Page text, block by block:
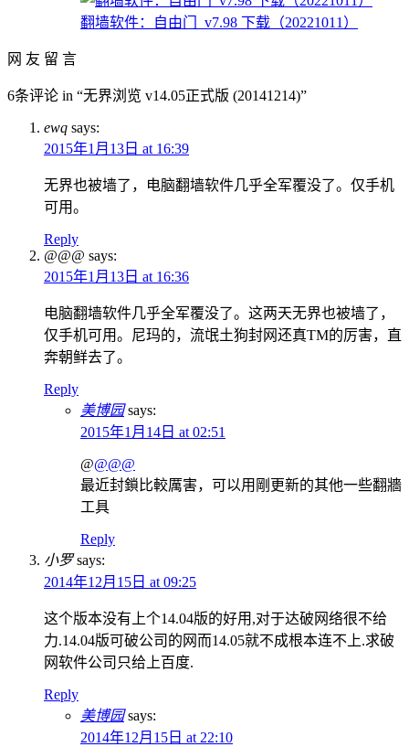
翻墙软件：自由门_v7.98 下载（20221011）
网 友 留 言
6条评论 in “无界浏览 v14.05正式版 (20141214)”
ewq says:
2015年1月13日 at 16:39
无界也被墙了，电脑翻墙软件几乎全军覆没了。仅手机
可用。
Reply
@@@ says:
2015年1月13日 at 16:36
电脑翻墙软件几乎全军覆没了。这两天无界也被墙了，
仅手机可用。尼玛的，流氓土狗封网还真TM的厉害，直
奔朝鲜去了。
Reply
美博园 says:
2015年1月14日 at 02:51
@@@@
最近封鎖比較厲害，可以用剛更新的其他一些翻牆
工具
Reply
小罗 says:
2014年12月15日 at 09:25
这个版本没有上个14.04版的好用,对于达破网络很不给
力.14.04版可破公司的网而14.05就不成根本连不上.求破
网软件公司只给上百度.
Reply
美博园 says:
2014年12月15日 at 22:10